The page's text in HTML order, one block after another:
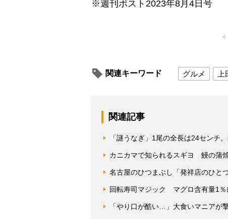
※週刊ポスト2023年8月4日号
関連キーワード グルメ
関連記事
「謎うなぎ」1尾の全長は24センチ
カニカマで知られるスギヨ 鰻の蒲
名古屋のひつまぶし「発祥店のひと
回転寿司マジック マグロ含有量1％
「やり口が酷い…」大食いマニアが